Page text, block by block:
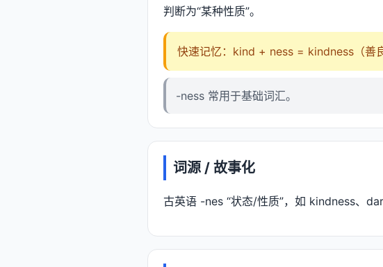
判断为“某种性质”。
快速记忆：kind + ness = kindness（善良
-ness 常用于基础词汇。
词源 / 故事化
古英语 -nes “状态/性质”，如 kindness、